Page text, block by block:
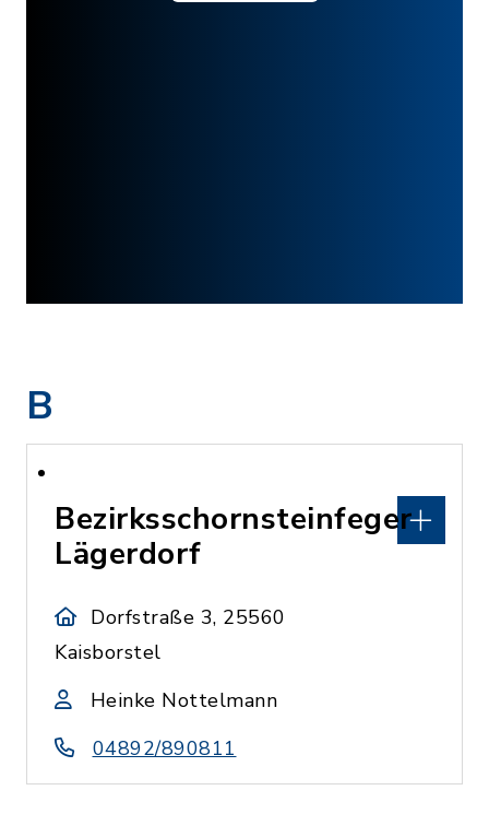
B
Bezirksschornsteinfeger
Lägerdorf
Dorfstraße 3, 25560
Kaisborstel
Heinke Nottelmann
04892/890811